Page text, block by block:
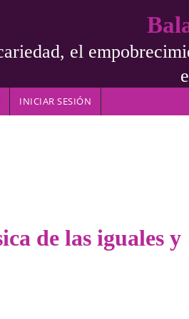
el
INICIAR SESIÓN
de las iguales y